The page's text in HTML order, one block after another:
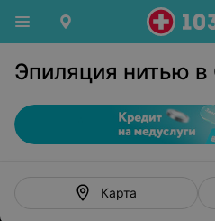
Эпиляция нитью
Карта